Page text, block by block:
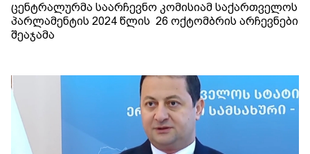
ცენტრალურმა საარჩევნო კომისიამ საქართველოს
პარლამენტის 2024 წლის 26 ოქტომბრის არჩევნები
შეაჯამა